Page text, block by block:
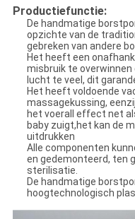
Productiefunctie:
De handmatige
opzichte van de
gebreken van andere
Het heeft een
misbruik te
lucht te veel, dit
Het heeft voldoende
massagekussing,
het voerall effect net
baby zuigt,het kan de
uitdrukken
Alle componenten
en gedemonteerd, ten
sterilisatie.
De handmatige
hoogtechnologisch